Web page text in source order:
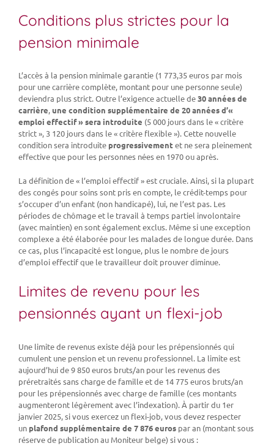
Conditions plus strictes pour la
pension minimale
L’accès à la pension minimale garantie (1 773,35 euros par mois
pour une carrière complète, montant pour une personne seule)
deviendra plus strict. Outre l’exigence actuelle de30 années de
carrière,une condition supplémentaire de 20 années d’«
emploi effectif » sera introduite (5 000 jours dans le « critère
strict », 3 120 jours dans le « critère flexible »). Cette nouvelle
condition sera introduite progressivementet ne sera pleinement
effective que pour les personnes nées en 1970 ou après.
La définition de « l’emploi effectif » est cruciale. Ainsi, si la plupart
des congés pour soins sont pris en compte, le crédit-temps pour
s’occuper d’un enfant (non handicapé), lui, ne l’est pas. Les
périodes de chômage et le travail à temps partiel involontaire
(avec maintien) en sont également exclus. Même si une exception
complexe a été élaborée pour les malades de longue durée. Dans
ce cas, plus l’incapacité est longue, plus le nombre de jours
d’emploi effectif que le travailleur doit prouver diminue.
Limites de revenu pour les
pensionnés ayant un flexi-job
Une limite de revenus existe déjà pour les prépensionnés qui
cumulent une pension et un revenu professionnel. La limite est
aujourd’hui de 9 850 euros bruts/an pour les revenus des
préretraités sans charge de famille et de 14 775 euros bruts/an
pour les prépensionnés avec charge de famille (ces montants
augmenteront légèrement avec l’indexation). À partir du 1er
janvier 2025, si vous exercez un flexi-job, vous devez respecter
un plafond supplémentaire de 7 876 euros par an (montant sous
réserve de publication au Moniteur belge) si vous :